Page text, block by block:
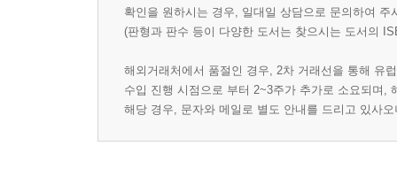
확인을 원하시는 경우, 일대일 상담으로 문의하여 주
(판형과 판수 등이 다양한 도서는 찾으시는 도서의
해외거래처에서 품절인 경우, 2차 거래선을 통해 유
수입 진행 시점으로 부터 2~3주가 추가로 소요되며,
해당 경우, 문자와 메일로 별도 안내를 드리고 있사